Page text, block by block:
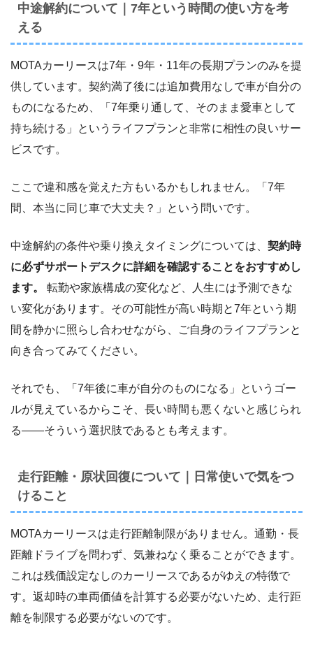
中途解約について｜7年という時間の使い方を考
える
MOTAカーリースは7年・9年・11年の長期プランのみを提
供しています。契約満了後には追加費用なしで車が自分の
ものになるため、「7年乗り通して、そのまま愛車として
持ち続ける」というライフプランと非常に相性の良いサー
ビスです。
ここで違和感を覚えた方もいるかもしれません。「7年
間、本当に同じ車で大丈夫？」という問いです。
中途解約の条件や乗り換えタイミングについては、 契約時
に必ずサポートデスクに詳細を確認することをおすすめし
ます。
転勤や家族構成の変化など、人生には予測できな
い変化があります。その可能性が高い時期と7年という期
間を静かに照らし合わせながら、ご自身のライフプランと
向き合ってみてください。
それでも、「7年後に車が自分のものになる」というゴー
ルが見えているからこそ、長い時間も悪くないと感じられ
る――そういう選択肢であるとも考えます。
走行距離・原状回復について｜日常使いで気をつ
けること
MOTAカーリースは走行距離制限がありません。通勤・長
距離ドライブを問わず、気兼ねなく乗ることができます。
これは残価設定なしのカーリースであるがゆえの特徴で
す。返却時の車両価値を計算する必要がないため、走行距
離を制限する必要がないのです。